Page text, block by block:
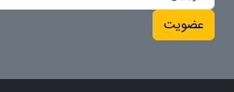
عضویت